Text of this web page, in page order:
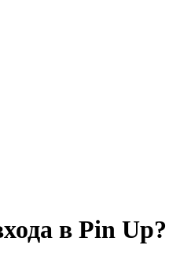
в Pin Up?